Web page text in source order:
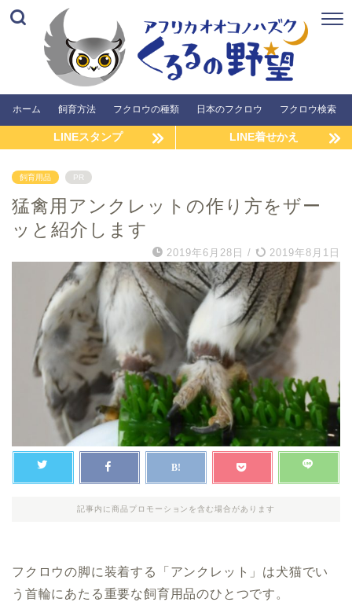
ホーム 飼育方法 フクロウの種類 日本のフクロウ フクロウ検索
LINEスタンプ LINE着せかえ
飼育用品 PR
猛禽用アンクレットの作り方をザー
ッと紹介します
2019年6月28日 / 2019年8月1日
記事内に商品プロモーションを含む場合があります
フクロウの脚に装着する「アンクレット」は犬猫でい
う首輪にあたる重要な飼育用品のひとつです。